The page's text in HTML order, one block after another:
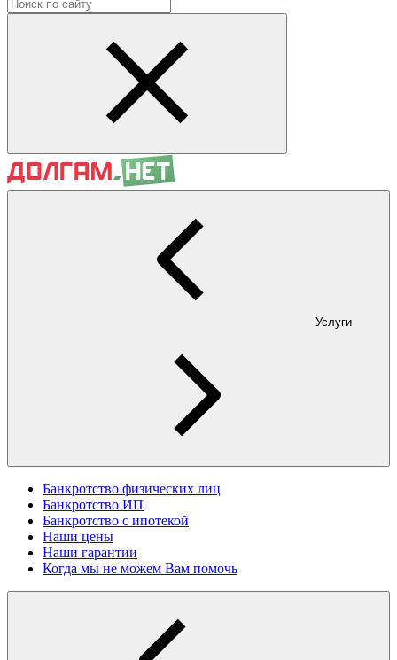
Услуги
Банкротство физических лиц
Банкротство ИП
Банкротство с ипотекой
Наши цены
Наши гарантии
Когда мы не можем Вам помочь